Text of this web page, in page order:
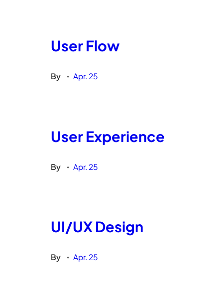
User Flow
By • Apr. 25
User Experience
By • Apr. 25
UI/UX Design
By • Apr. 25